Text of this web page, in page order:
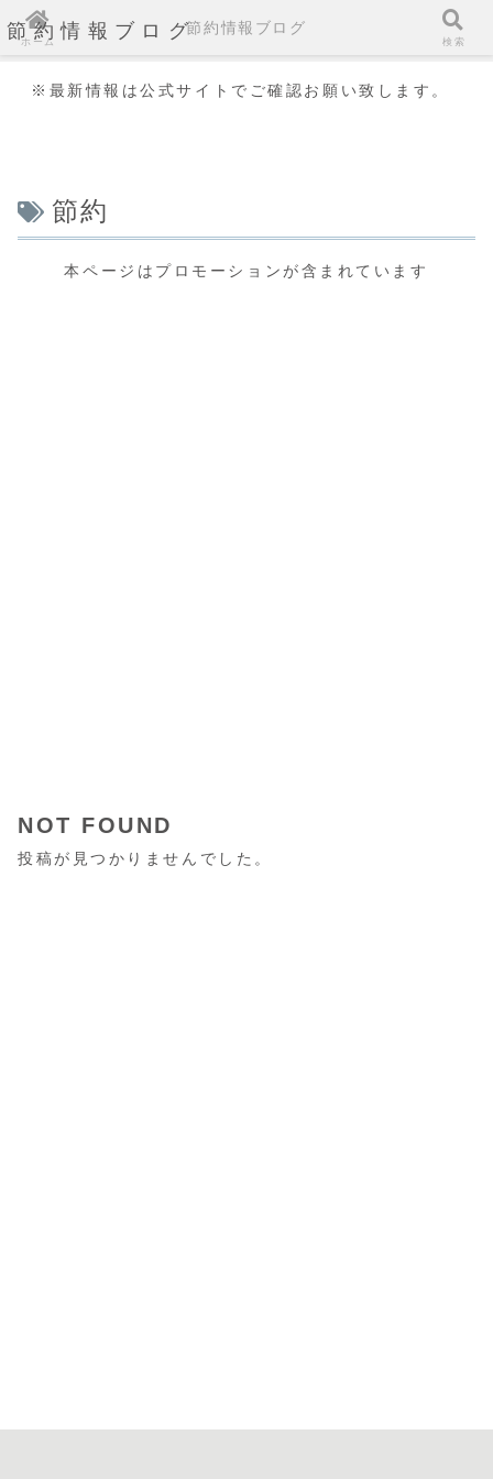
節約情報ブログ
※最新情報は公式サイトでご確認お願い致します。
節約
本ページはプロモーションが含まれています
NOT FOUND
投稿が見つかりませんでした。
ホーム
節約情報ブログ
検索